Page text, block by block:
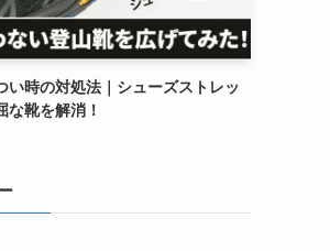
い時の対処法｜シューズストレッ
な靴を解消！